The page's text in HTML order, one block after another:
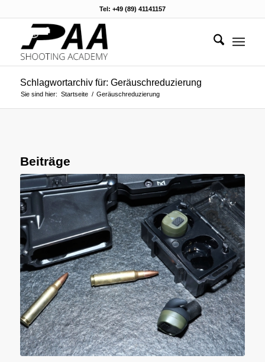
Tel: +49 (89) 41141157
Schlagwortarchiv für: Geräuschreduzierung
Sie sind hier: Startseite / Geräuschreduzierung
Beiträge